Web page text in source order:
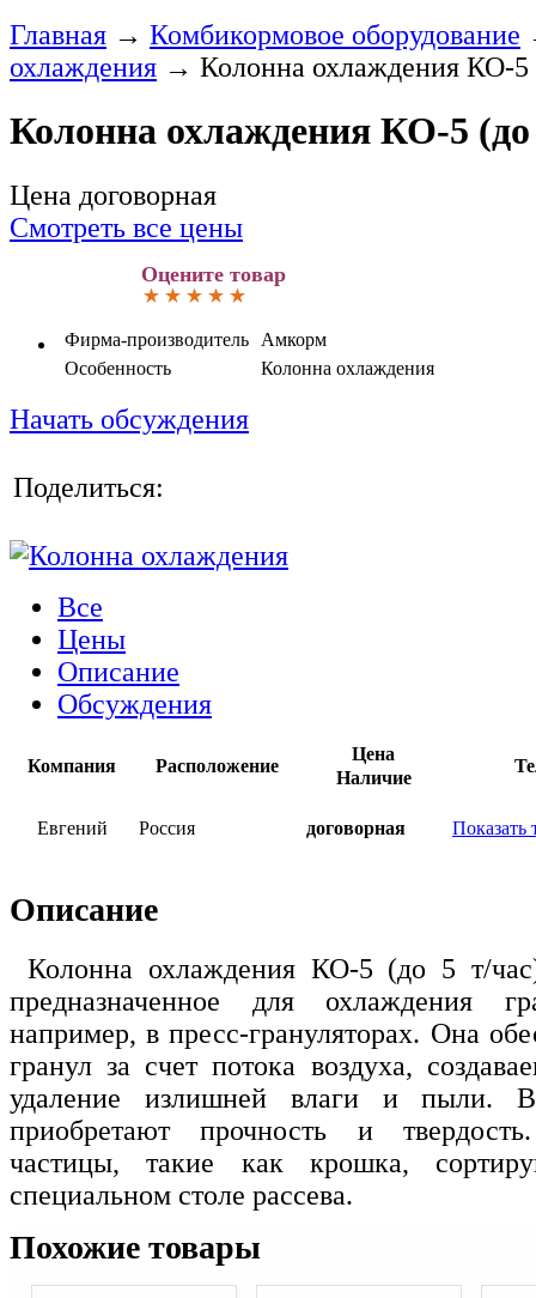
Главная → Комбикормовое оборудование
охлаждения → Колонна охлаждения КО-5
Колонна охлаждения КО-5 (до
Цена договорная
Смотреть все цены
Оцените товар
Фирма-производитель
Амкорм
Особенность
Колонна охлаждения
Начать обсуждения
Поделиться:
Все
Цены
Описание
Обсуждения
Компания Расположение
Цена
Наличие
Евгений Россия договорная Показать
Описание
Колонна охлаждения КО-5 (до 5 т/
предназначенное для охлаждения
например, в пресс-грануляторах. Она
гранул за счет потока воздуха,
удаление излишней влаги и пыли. В
приобретают прочность и
частицы, такие как крошка,
специальном столе рассева.
Похожие товары